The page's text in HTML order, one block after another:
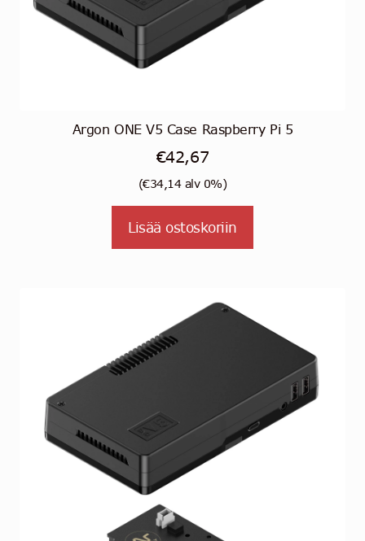
Argon ONE V5 Case Raspberry Pi 5
€42,67
(€34,14alv 0%)
Lisää ostoskoriin